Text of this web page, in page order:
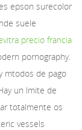
epson surecolor
suele
precio francia
pornography.
mtodos de pago
un lmite de
totalmente os
vessels